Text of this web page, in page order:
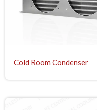
Cold Room Condenser